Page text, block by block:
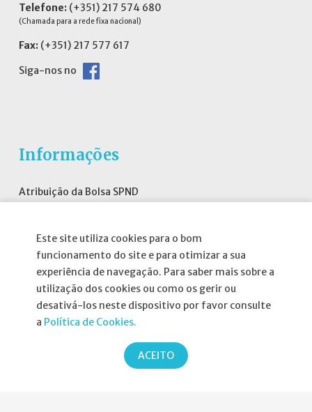
Este site utiliza cookies para o bom
funcionamento do site e para otimizar a sua
experiência de navegação. Para saber mais sobre a
utilização dos cookies ou como os gerir ou
desativá-los neste dispositivo por favor consulte
a Política de Cookies.
ACEITO
Telefone: (+351) 217 574 680
(Chamada para a rede fixa nacional)
Fax: (+351) 217 577 617
Siga-nos no
Informações
Atribuição da Bolsa SPND
Política de Privacidade
Parcerias